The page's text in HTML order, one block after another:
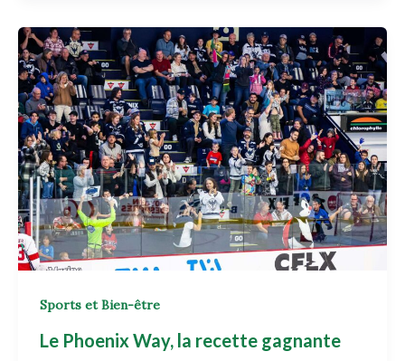
Sports et Bien-être
Le Phoenix Way, la recette gagnante